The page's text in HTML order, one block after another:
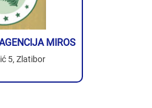
MIROS
5, Zlatibor